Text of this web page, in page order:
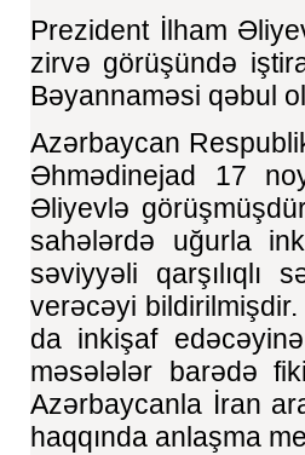
Prezident İlham
zirvə görüşündə
Bəyannaməsi qəbul
Azərbaycan
Əhmədinejad 17
Əliyevlə
sahələrdə uğurla
səviyyəli qarşılıqlı
verəcəyi
da inkişaf
məsələlər barədə
Azərbaycanla İran
haqqında anlaşma